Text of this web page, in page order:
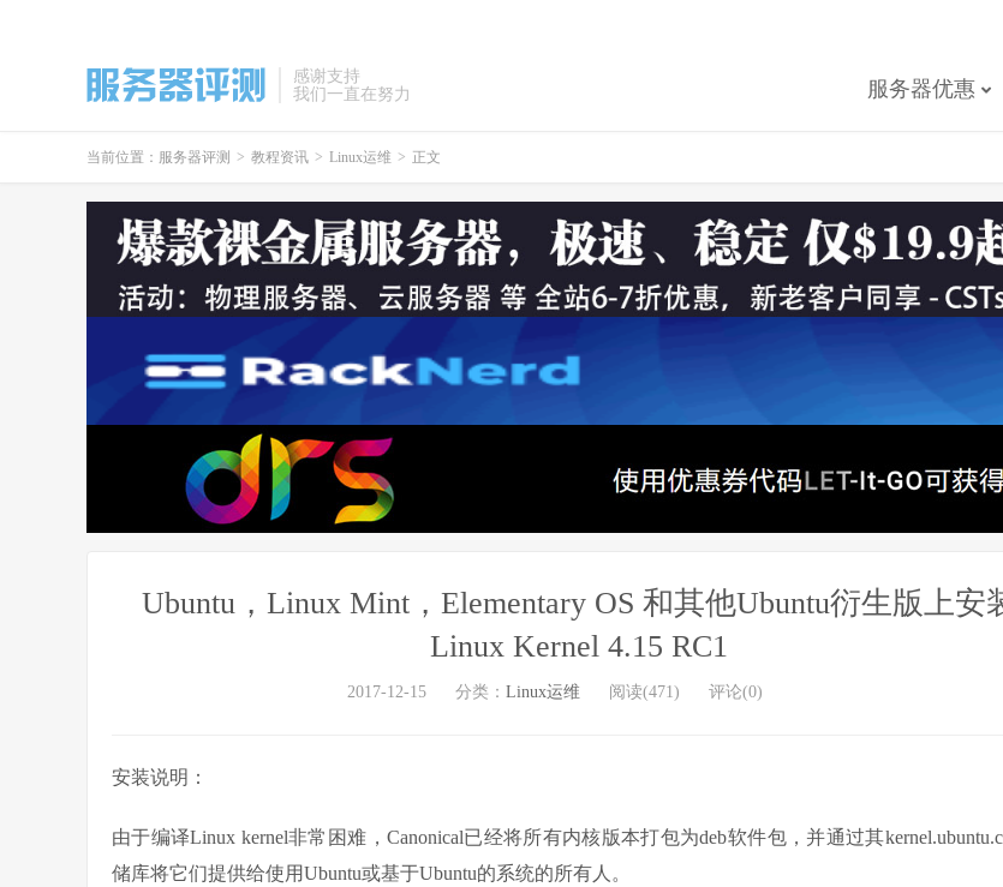
感谢支持
我们一直在努力
服务器优惠
当前位置： 服务器评测 > 教程资讯 > Linux运维 > 正文
Ubuntu，Linux Mint，Elementary OS 和其他Ubuntu衍生版上安
Linux Kernel 4.15 RC1
2017-12-15 分类： Linux运维 阅读(471) 评论(0)
安装说明：
由于编译Linux kernel非常困难，Canonical已经将所有内核版本打包为deb软件包，并通过其
储库将它们提供给使用Ubuntu或基于Ubuntu的系统的所有人。